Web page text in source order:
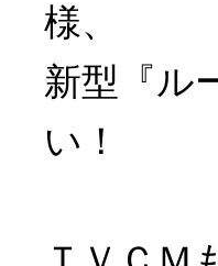
様、
新型『ル
い！